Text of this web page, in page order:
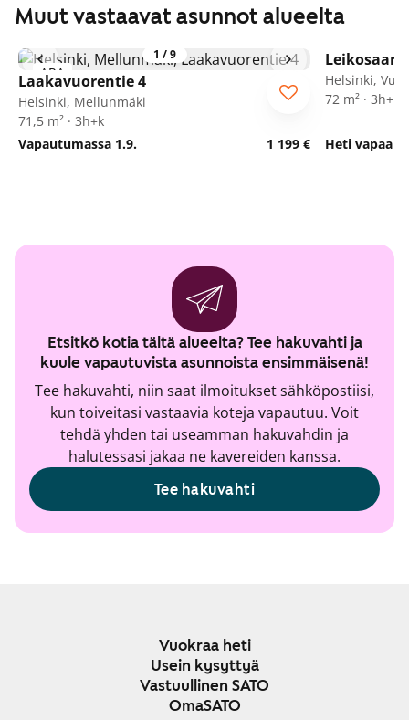
Muut vastaavat asunnot alueelta
1 /9
ARA
Laakavuorentie 4
Helsinki, Mellunmäki
71,5 m² · 3h+k
Vapautumassa 1.9.
1 199 €
ARA
Helsinki,
72 m² ·
Heti vapaa
Etsitkö kotia tältä alueelta? Tee hakuvahti ja
kuule vapautuvista asunnoista ensimmäisenä!
Tee hakuvahti, niin saat ilmoitukset sähköpostiisi,
kun toiveitasi vastaavia koteja vapautuu. Voit
tehdä yhden tai useamman hakuvahdin ja
halutessasi jakaa ne kavereiden kanssa.
Tee hakuvahti
Vuokraa heti
Usein kysyttyä
Vastuullinen SATO
OmaSATO